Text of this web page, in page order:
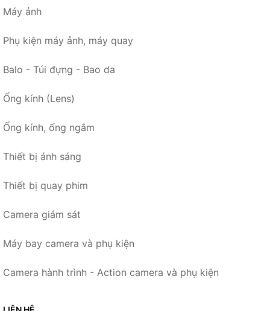
Máy ảnh
Phụ kiện máy ảnh, máy quay
Balo - Túi đựng - Bao da
Ống kính (Lens)
Ống kính, ống ngắm
Thiết bị ánh sáng
Thiết bị quay phim
Camera giám sát
Máy bay camera và phụ kiện
Camera hành trình - Action camera và phụ kiện